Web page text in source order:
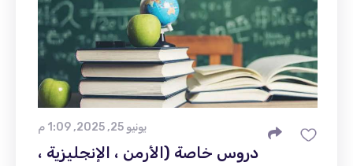
يونيو 25, 2025, 1:09 م
دروس خاصة (الأرمن ، الإنجليزية ،